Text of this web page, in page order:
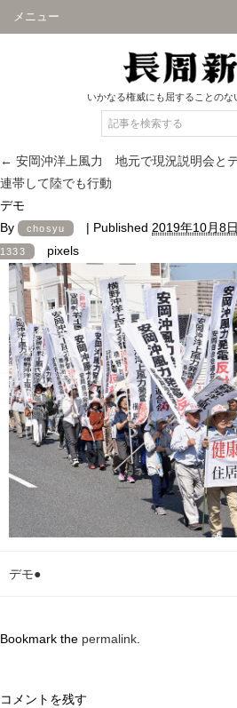
メニュー
いかなる権威にも屈することのな
← 安岡沖洋上風力 地元で現況説明会と
連帯して陸でも行動
デモ
By
chosyu | Published 2019年10月8日
1333 pixels
デモ●
Bookmark the permalink
コメントを残す